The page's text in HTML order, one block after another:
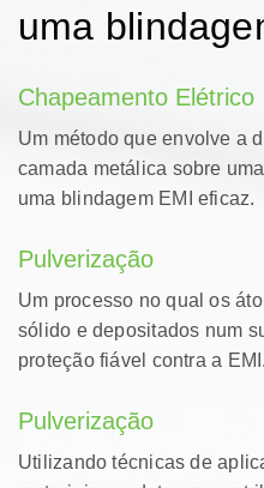
garantir a
setor.
uma
Chapeamento Elétrico
Um método que envolve a
camada metálica sobre
uma blindagem EMI eficaz.
Pulverização
Um processo no qual os
sólido e depositados num
proteção fiável contra a EMI.
Pulverização
Utilizando técnicas de